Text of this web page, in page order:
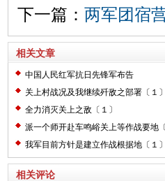
下一篇： 两军团宿
相关文章
中国人民红军抗日先锋军布告
关上村战况及我继续歼敌之部署〔１〕
全力消灭关上之敌〔１〕
派一个师开赴车鸣峪关上等作战要地〔
我军目前方针是建立作战根据地〔１〕
相关评论